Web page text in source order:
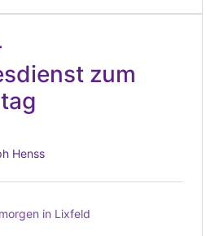
zum
Henss
in Lixfeld